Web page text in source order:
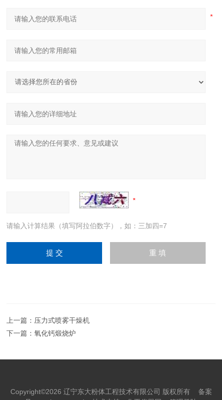
请输入计算结果（填写阿拉伯数字），如：三加四=7
上一篇： 压力式喷雾干燥机
下一篇：氧化钙煅烧炉
Copyright©2026 辽宁东大粉体工程技术有限公司 版权所有 备案